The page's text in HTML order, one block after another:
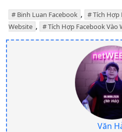
Binh Luan Facebook ,
Tích Hợp
Website , Tích Hợp Facebook Vào
Văn